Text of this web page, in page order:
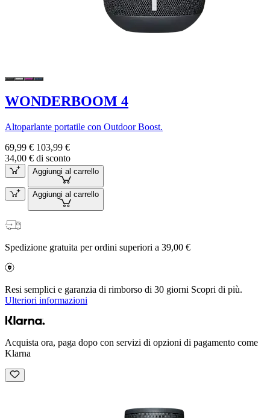
WONDERBOOM 4
Altoparlante portatile con Outdoor Boost.
69,99 € 103,99 €
34,00 € di sconto
Aggiungi al carrello
Aggiungi al carrello
Spedizione gratuita per ordini superiori a 39,00 €
Resi semplici e garanzia di rimborso di 30 giorni Scopri di più.
Ulteriori informazioni
Acquista ora, paga dopo con servizi di opzioni di pagamento come
Klarna